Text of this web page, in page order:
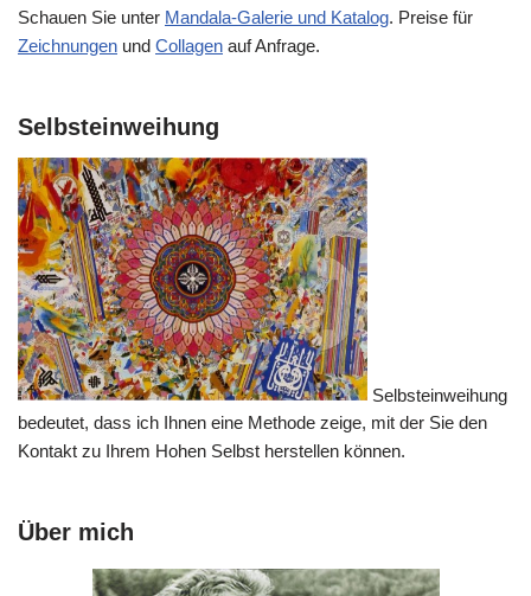
Schauen Sie unter Mandala-Galerie und Katalog. Preise für
Zeichnungen und Collagen auf Anfrage.
Selbsteinweihung
Selbsteinweihung
bedeutet, dass ich Ihnen eine Methode zeige, mit der Sie den
Kontakt zu Ihrem Hohen Selbst herstellen können.
Über mich